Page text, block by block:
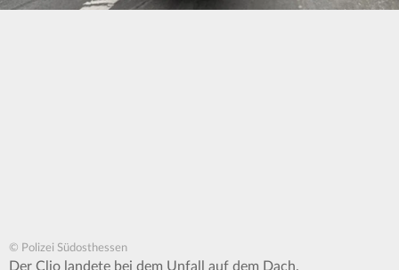
© Polizei Südosthessen
Der Clio landete bei dem Unfall auf dem Dach.